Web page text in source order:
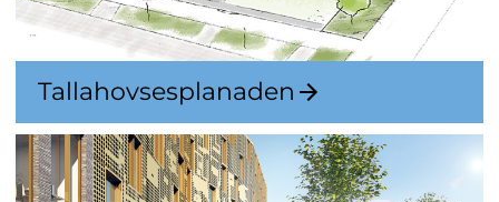
Tallahovsesplanaden